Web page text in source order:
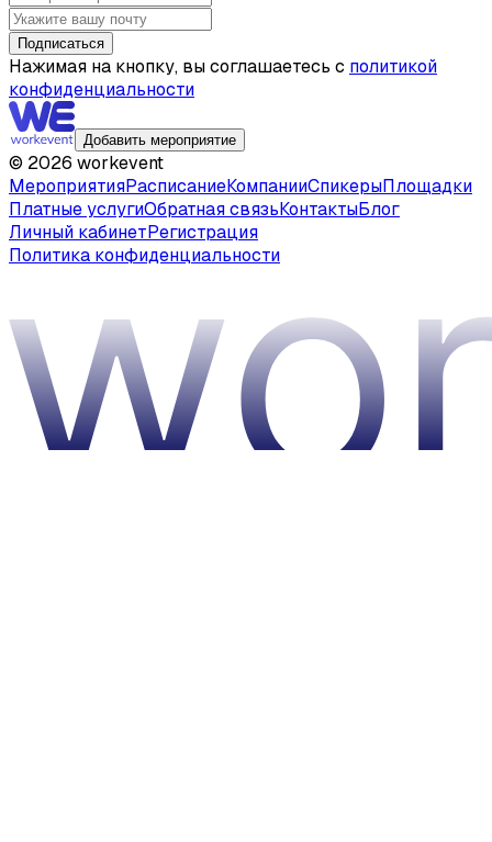
Подписаться
Нажимая на кнопку, вы соглашаетесь с политикой
конфиденциальности
Добавить мероприятие
© 2026 workevent
МероприятияРасписаниеКомпанииСпикерыПлощадки
Платные услугиОбратная связьКонтактыБлог
Личный кабинетРегистрация
Политика конфиденциальности